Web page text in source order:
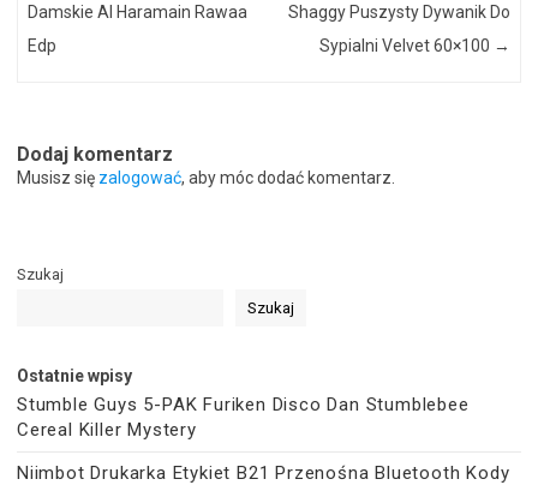
Damskie Al Haramain Rawaa
Edp
Shaggy Puszysty Dywanik Do
Sypialni Velvet 60×100 →
Dodaj komentarz
Musisz się zalogować, aby móc dodać komentarz.
Szukaj
Szukaj
Ostatnie wpisy
Stumble Guys 5-PAK Furiken Disco Dan Stumblebee
Cereal Killer Mystery
Niimbot Drukarka Etykiet B21 Przenośna Bluetooth Kody